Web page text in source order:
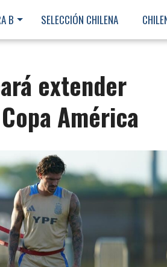
B SELECCIÓN CHILENA
extender
América